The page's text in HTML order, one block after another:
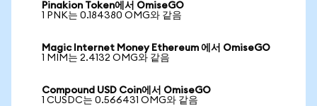
Pinakion Token에서 OmiseGO
1 PNK는 0.184380 OMG와 같음
Magic Internet Money Ethereum 에서 OmiseGO
1 MIM는 2.4132 OMG와 같음
Compound USD Coin에서 OmiseGO
1 CUSDC는 0.566431 OMG와 같음